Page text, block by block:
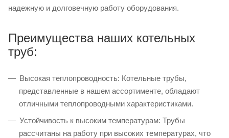
надежную и долговечную работу оборудования.
Преимущества наших котельных
труб:
Высокая теплопроводность: Котельные трубы,
представленные в нашем ассортименте, обладают
отличными теплопроводными характеристиками.
Устойчивость к высоким температурам: Трубы
рассчитаны на работу при высоких температурах, что